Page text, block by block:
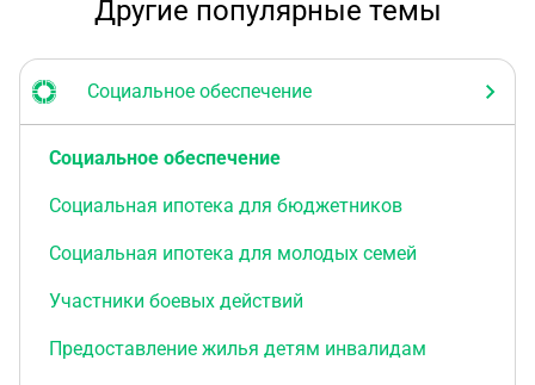
Другие популярные темы
Социальное обеспечение
Социальное обеспечение
Социальная ипотека для бюджетников
Социальная ипотека для молодых семей
Участники боевых действий
Предоставление жилья детям инвалидам